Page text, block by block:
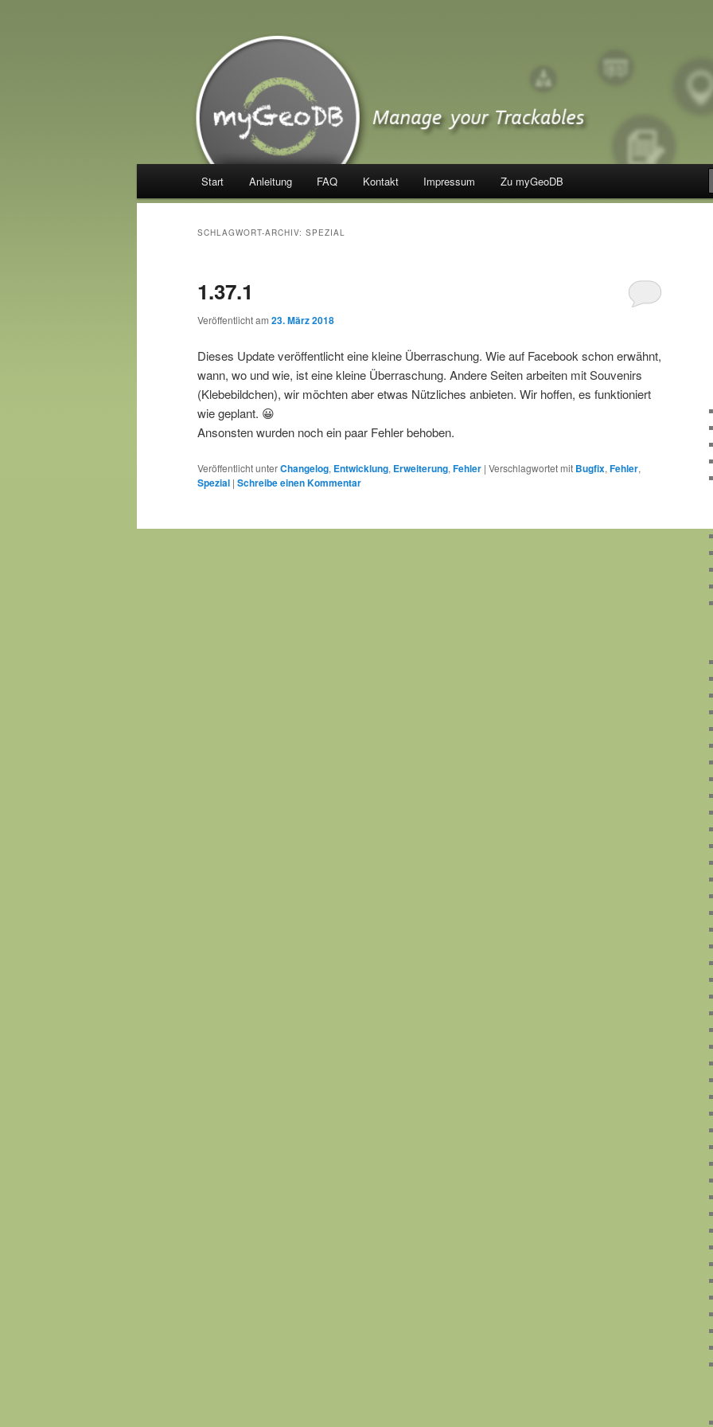
myGeoDB
Manage your Trackables
Start Anleitung FAQ Kontakt Impressum Zu myGeoDB
SCHLAGWORT-ARCHIV: SPEZIAL
1.37.1
Veröffentlicht am 23. März 2018
Dieses Update veröffentlicht eine kleine Überraschung. Wie auf Facebook schon erwähnt,
wann, wo und wie, ist eine kleine Überraschung. Andere Seiten arbeiten mit Souvenirs
(Klebebildchen), wir möchten aber etwas Nützliches anbieten. Wir hoffen, es funktioniert
wie geplant. 😀
Ansonsten wurden noch ein paar Fehler behoben.
Veröffentlicht unterChangelog, Entwicklung, Erweiterung,Fehler | Verschlagwortet mit Bugfix,Fehler,
Spezial | Schreibe einen Kommentar